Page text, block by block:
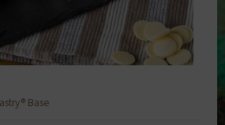
Base